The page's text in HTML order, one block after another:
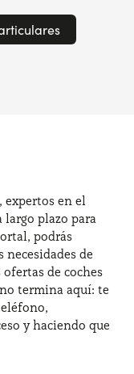
expertos en el
largo plazo para
podrás
de
de coches
termina aquí: te
y haciendo que